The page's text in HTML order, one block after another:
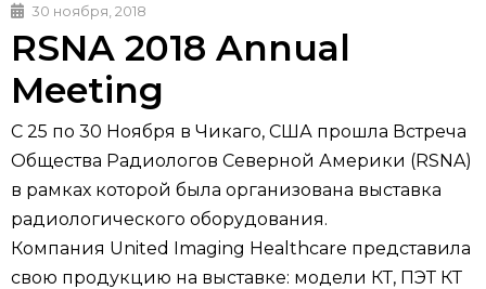
30 ноября, 2018
RSNA 2018 Annual
Meeting
С 25 по 30 Ноября в Чикаго, США прошла Встреча
Общества Радиологов Северной Америки (RSNA)
в рамках которой была организована выставка
радиологического оборудования.
Компания United Imaging Healthcare представила
свою продукцию на выставке: модели КТ, ПЭТ КТ